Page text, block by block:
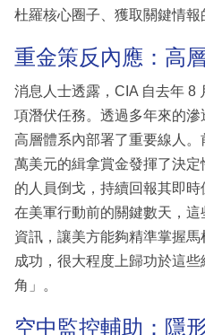
杜羅核心圈子、獲取關鍵情報
重金策反內應：高
消息人士透露，CIA 自去年 8
項潛伏任務。透過多年來的
高層體系內部署了重要線人
萬美元的緝拿賞金發揮了決
的人員倒戈，持續回報其即時
在美軍行動前的關鍵數天，
資訊，讓美方能夠精準掌握
成功，很大程度上歸功於這
角」。
空中監控輔助：隱